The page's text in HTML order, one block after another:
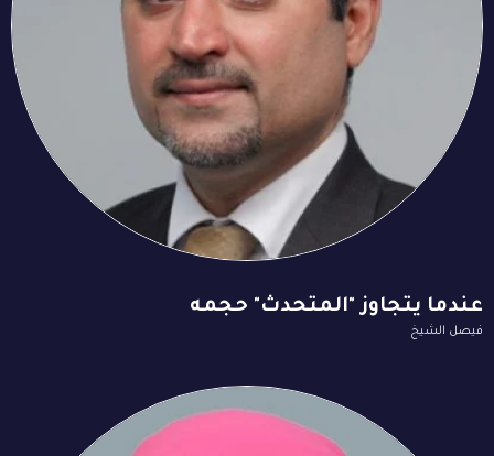
عندما يتجاوز "المتحدث" حجمه
فيصل الشيخ